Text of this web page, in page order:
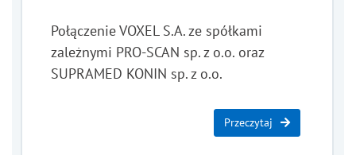
Połączenie VOXEL S.A. ze spółkami
zależnymi PRO-SCAN sp. z o.o. oraz
SUPRAMED KONIN sp. z o.o.
Przeczytaj